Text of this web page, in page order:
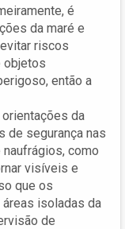
é
da maré e
riscos
objetos
então a
da
de segurança nas
como
visíveis e
que os
isoladas da
de